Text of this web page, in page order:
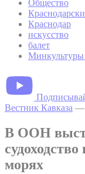
Общество
Краснодар
искусство
балет
Минкультуры
Вестник Кавказа —
В ООН
морях